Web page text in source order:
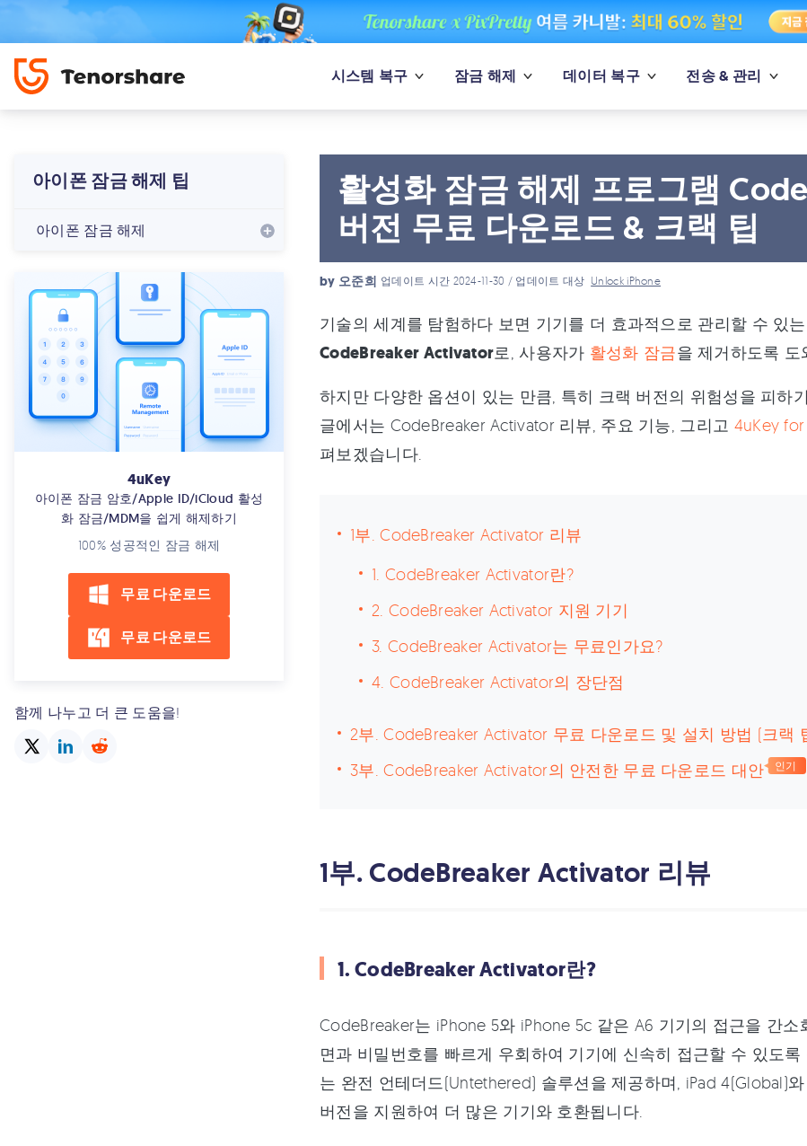
시스템 복구 잠금 해제 데이터 복구 전송 & 관리
아이폰 잠금 해제 팁
아이폰 잠금 해제
4uKey
아이폰 잠금 암호/Apple ID/iCloud 활성
화 잠금/MDM을 쉽게 해제하기
100% 성공적인 잠금 해제
무료 다운로드
무료 다운로드
함께 나누고 더 큰 도움을!
활성화 잠금 해제 프로그램
버전 무료 다운로드 & 크랙 팁
by 오준희 업데이트 시간 2024-11-30 / 업데이트 대상 Unlock iPhone
기술의 세계를 탐험하다 보면 기기를 더 효과적으로 관리할 수 있
CodeBreaker Activator로, 사용자가 활성화 잠금을 제거하도록 도
하지만 다양한 옵션이 있는 만큼, 특히 크랙 버전의 위험성을 피하
글에서는 CodeBreaker Activator 리뷰, 주요 기능, 그리고 4uKey for
펴보겠습니다.
1부. CodeBreaker Activator 리뷰
1. CodeBreaker Activator란?
2. CodeBreaker Activator 지원 기기
3. CodeBreaker Activator는 무료인가요?
4. CodeBreaker Activator의 장단점
2부. CodeBreaker Activator 무료 다운로드 및 설치 방법 (크랙
3부. CodeBreaker Activator의 안전한 무료 다운로드 대안
인기
1부. CodeBreaker Activator 리뷰
1. CodeBreaker Activator란?
CodeBreaker는 iPhone 5와 iPhone 5c 같은 A6 기기의 접근을 간
면과 비밀번호를 빠르게 우회하여 기기에 신속히 접근할 수 있도
는 완전 언테더드(Untethered) 솔루션을 제공하며, iPad 4(Global)
버전을 지원하여 더 많은 기기와 호환됩니다.